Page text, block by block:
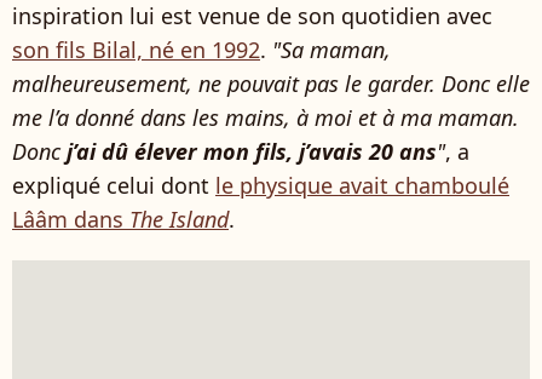
inspiration lui est venue de son quotidien avec
son fils Bilal, né en 1992. "Sa maman,
malheureusement, ne pouvait pas le garder. Donc elle
me l’a donné dans les mains, à moi et à ma maman.
Doncj’ai dû élever mon fils, j’avais 20 ans", a
expliqué celui dont le physique avait chamboulé
Lââm dans The Island.